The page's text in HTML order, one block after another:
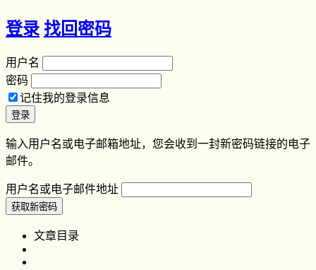
登录 找回密码
用户名
密码
记住我的登录信息
输入用户名或电子邮箱地址，您会收到一封新密码链接的电子
邮件。
用户名或电子邮件地址
文章目录